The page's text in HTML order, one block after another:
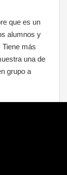
que es un
alumnos y
más
una de
grupo a